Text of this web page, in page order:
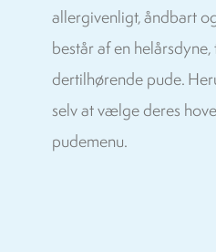
allergivenligt, åndbart
består af en
dertilhørende pude.
selv at vælge deres
pudemenu.